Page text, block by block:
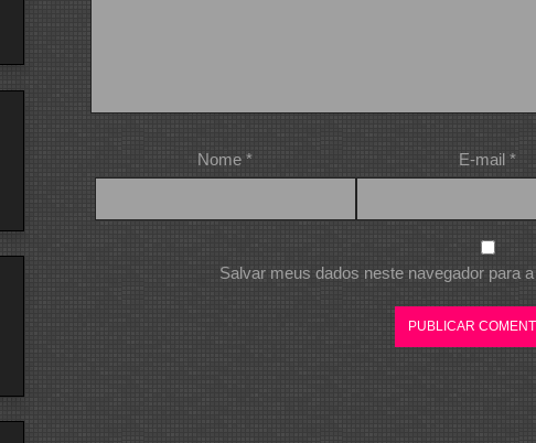
Nome* E-mail *
Salvar meus dados neste navegador para